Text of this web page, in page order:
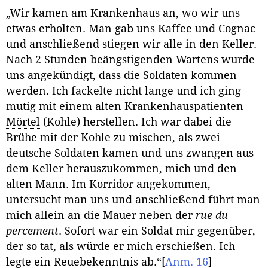
„Wir kamen am Krankenhaus an, wo wir uns
etwas erholten. Man gab uns Kaffee und Cognac
und anschließend stiegen wir alle in den Keller.
Nach 2 Stunden beängstigenden Wartens wurde
uns angekündigt, dass die Soldaten kommen
werden. Ich fackelte nicht lange und ich ging
mutig mit einem alten Krankenhauspatienten
Mörtel (Kohle) herstellen. Ich war dabei die
Brühe mit der Kohle zu mischen, als zwei
deutsche Soldaten kamen und uns zwangen aus
dem Keller herauszukommen, mich und den
alten Mann. Im Korridor angekommen,
untersucht man uns und anschließend führt man
mich allein an die Mauer neben der rue du
percement. Sofort war ein Soldat mir gegenüber,
der so tat, als würde er mich erschießen. Ich
legte ein Reuebekenntnis ab.“[Anm. 16]